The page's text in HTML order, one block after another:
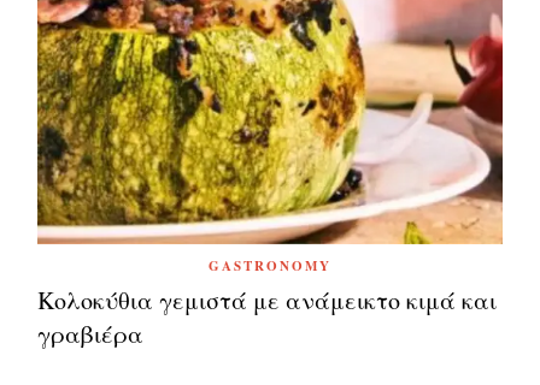
GASTRONOMY
Κολοκύθια γεμιστά με ανάμεικτο κιμά και
γραβιέρα